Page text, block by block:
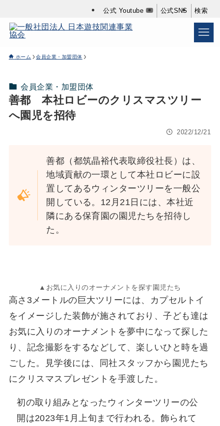
公式 Youtube 公式SNS 検索
ホーム 会員企業・加盟団体
会員企業・加盟団体
善都 本社ロビーのクリスマスツリー
へ園児を招待
2022/12/21
善都（都筑晶裕代表取締役社長）は、
地域貢献の一環として本社ロビーに設
置してあるウィンターツリーを一般公
開している。12月21日には、本社近
隣にある保育園の園児たちを招待し
た。
▲お気に入りのオーナメントを探す園児たち
高さ3メートルの巨大ツリーには、カプセルトイ
をイメージした装飾が施されており、子ども達は
お気に入りのオーナメントを夢中になって探した
り、記念撮影をするなどして、楽しいひと時を過
ごした。見学後には、同社スタッフから園児たち
にクリスマスプレゼントを手渡した。
初の取り組みとなったウィンターツリーの公
開は2023年1月上旬まで行われる。飾られて